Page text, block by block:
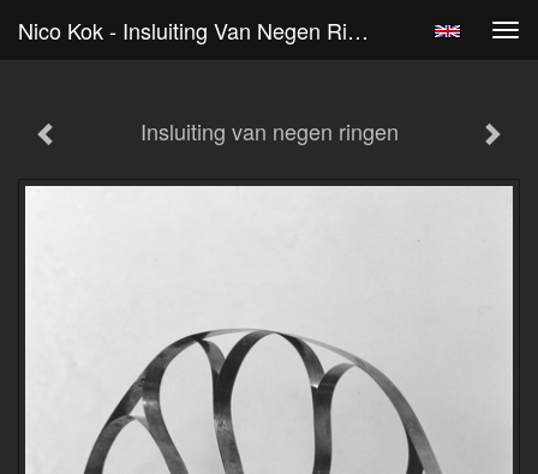
Nico Kok - Insluiting Van Negen Ringen
Insluiting van negen ringen